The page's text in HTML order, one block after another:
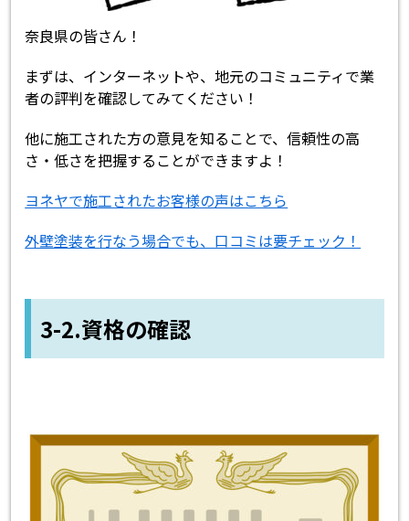
奈良県の皆さん！
まずは、インターネットや、地元のコミュニティで業
者の評判を確認してみてください！
他に施工された方の意見を知ることで、信頼性の高
さ・低さを把握することができますよ！
ヨネヤで施工されたお客様の声はこちら
外壁塗装を行なう場合でも、口コミは要チェック！
3-2.資格の確認